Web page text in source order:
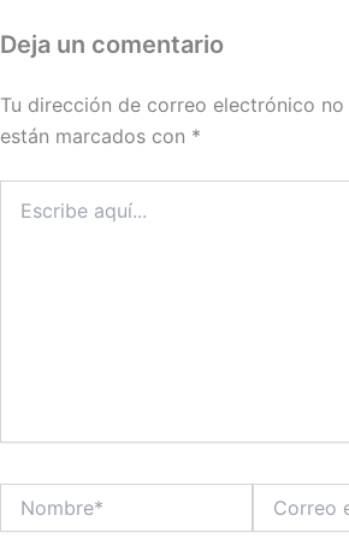
Deja un comentario
Tu dirección de correo electrónico no
están marcados con *
aquí...
electrónico*